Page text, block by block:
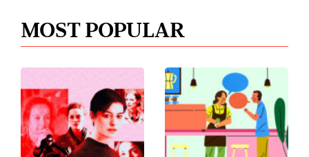
MOST POPULAR